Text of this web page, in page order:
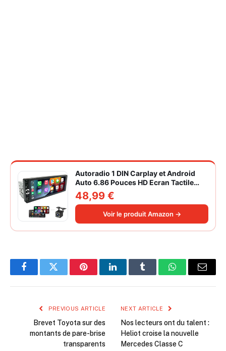
Autoradio 1 DIN Carplay et Android
Auto 6.86 Pouces HD Ecran Tactile
Poste Radio Voiture Soutien Lien
Miroir iOS/Android/Radio FM/USB/EQ
Autoradio Bluetooth Caméra de Recul
48,99 €
Voir le produit Amazon →
FacebookTwitter PinterestLinkedInTumblr WhatsAppEmail
PREVIOUS ARTICLE
Brevet Toyota sur des
montants de pare-brise
transparents
NEXT ARTICLE
Nos lecteurs ont du talent :
Heliot croise la nouvelle
Mercedes Classe C